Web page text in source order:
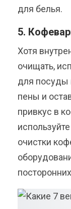
для белья.
5.
Хотя
очищать,
для посуды
пены и
привкус в
очистки